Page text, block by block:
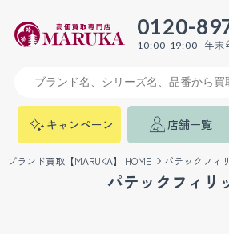
0120-
10:00-19:00 年末
キャンペーン 店舗一覧
ブランド買取【MARUKA】 HOME パテックフィ
パテックフィリ